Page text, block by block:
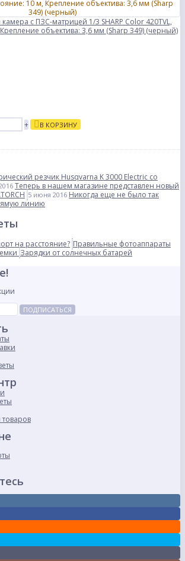
с ПЗС-матрицей 1/3 SHARP Color 420TVL,
объектива: 3,6 мм (Sharp 349) (черный)
+ В КОРЗИНУ
резчик Husqvarna K 3000 Electric со
Теперь в нашем магазине представлен новый
5 июня 2016 Никогда еще не было так
линию
на расстояние? Правильные фотоаппараты
Зарядки от солнечных батарей
ПОДПИСАТЬСЯ